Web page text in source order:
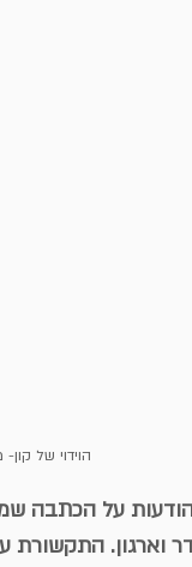
הוידוי של
על הכתבה
וארגון.